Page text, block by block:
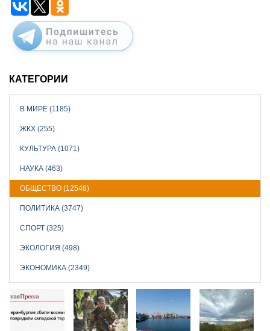
КАТЕГОРИИ
В МИРЕ (1185)
ЖКХ (255)
КУЛЬТУРА (1071)
НАУКА (463)
ОБЩЕСТВО (12548)
ПОЛИТИКА (3747)
СПОРТ (325)
ЭКОЛОГИЯ (498)
ЭКОНОМИКА (2349)